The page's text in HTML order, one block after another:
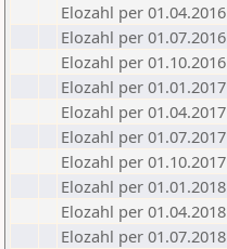
Elozahl per 01.04.2016
Elozahl per 01.07.2016
Elozahl per 01.10.2016
Elozahl per 01.01.2017
Elozahl per 01.04.2017
Elozahl per 01.07.2017
Elozahl per 01.10.2017
Elozahl per 01.01.2018
Elozahl per 01.04.2018
Elozahl per 01.07.2018